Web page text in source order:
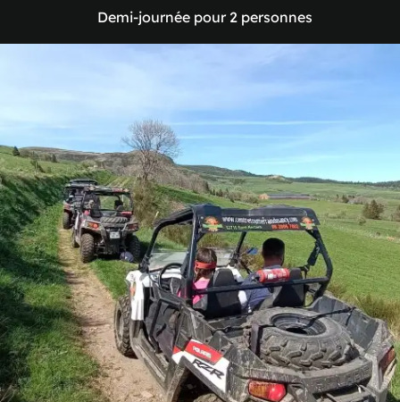
Demi-journée pour 2 personnes